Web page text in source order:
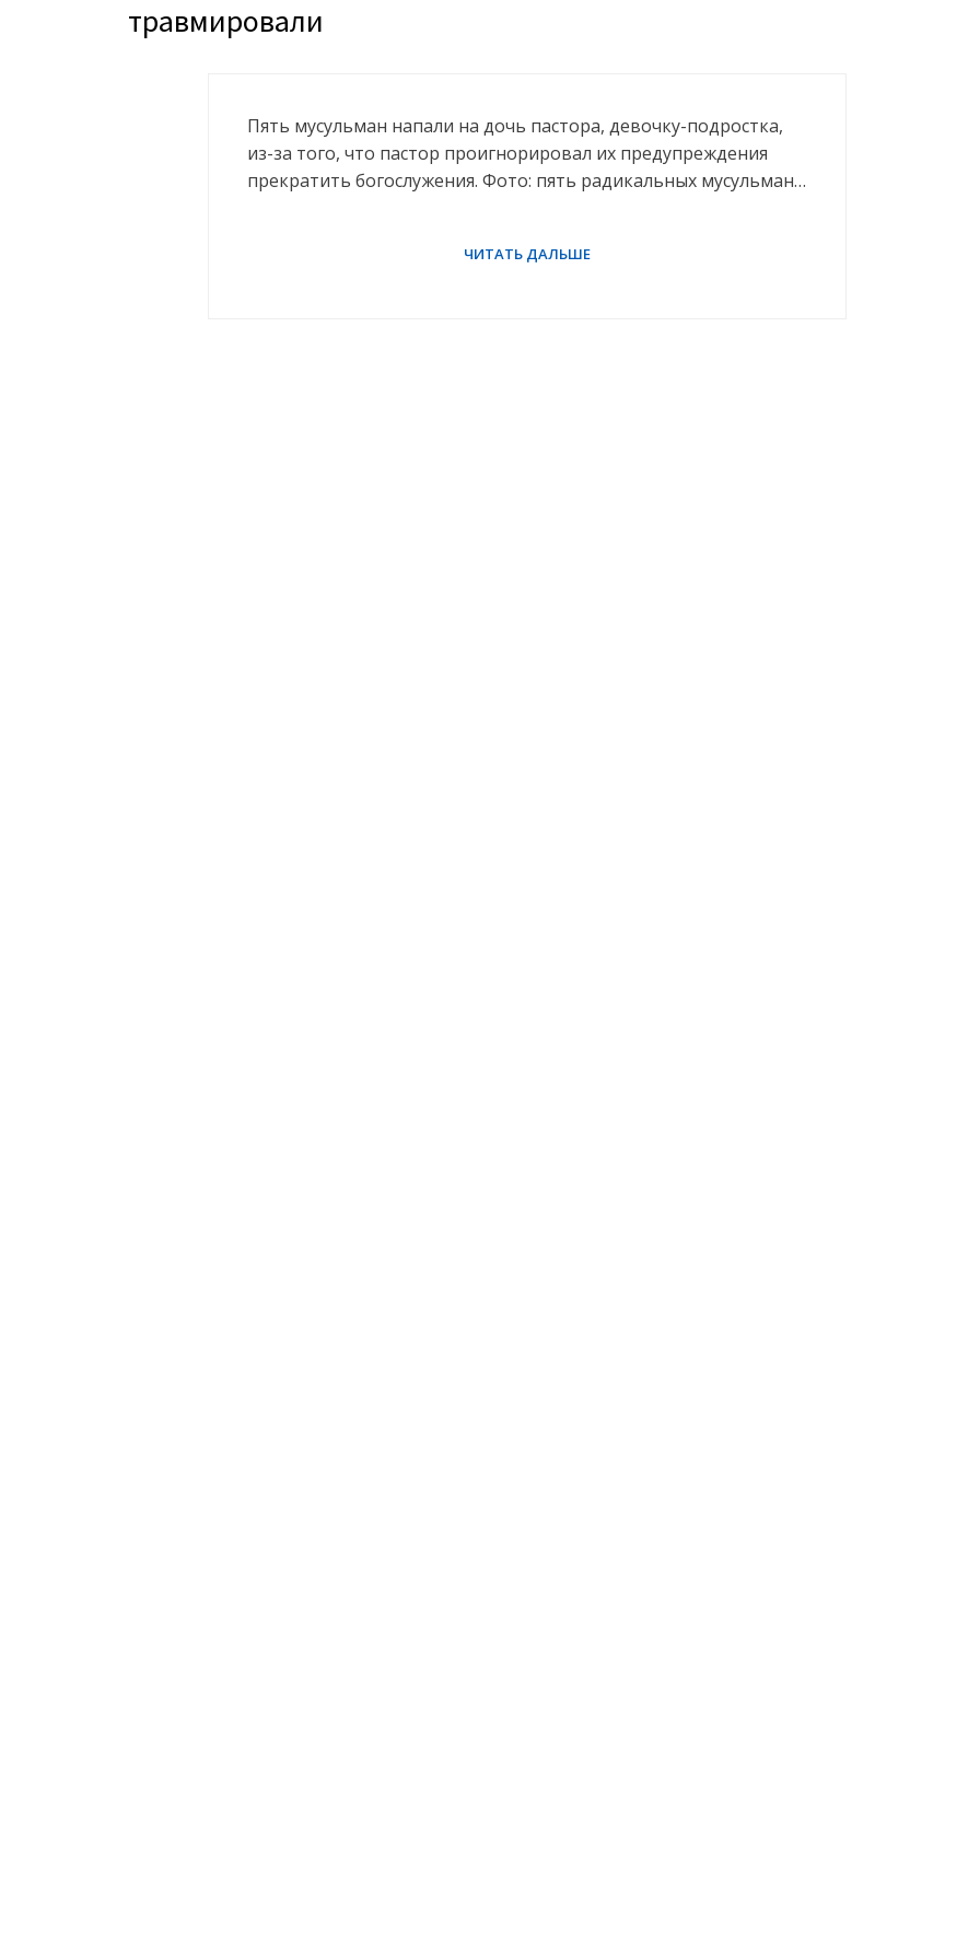
травмировали
Пять мусульман напали на дочь пастора, девочку-подростка,
из-за того, что пастор проигнорировал их предупреждения
прекратить богослужения. Фото: пять радикальных мусульман…